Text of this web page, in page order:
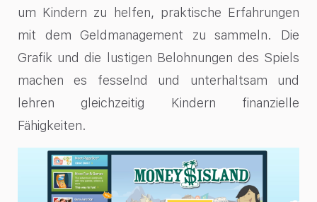
um Kindern zu helfen, praktische Erfahrungen
mit dem Geldmanagement zu sammeln. Die
Grafik und die lustigen Belohnungen des Spiels
machen es fesselnd und unterhaltsam und
lehren gleichzeitig Kindern finanzielle
Fähigkeiten.